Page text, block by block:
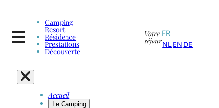
Camping
Resort
Résidence
Prestations
Découverte
Votre
séjour
FR
NL EN DE
Accueil
Le Camping